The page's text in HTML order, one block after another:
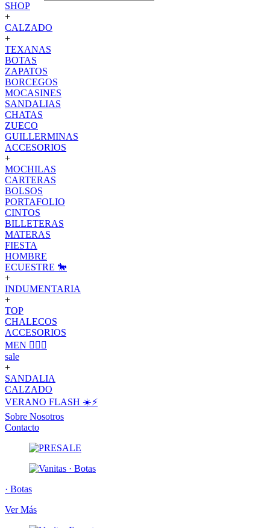
SHOP
+
CALZADO
+
TEXANAS
BOTAS
ZAPATOS
BORCEGOS
MOCASINES
SANDALIAS
CHATAS
ZUECO
GUILLERMINAS
ACCESORIOS
+
MOCHILAS
CARTERAS
BOLSOS
PORTAFOLIO
CINTOS
BILLETERAS
MATERAS
FIESTA
HOMBRE
ECUESTRE 🐎
+
INDUMENTARIA
+
TOP
CHALECOS
ACCESORIOS
MEN 🙋🏽‍♂️
sale
+
SANDALIA
CALZADO
VERANO FLASH ☀️⚡️
Sobre Nosotros
Contacto
· Botas
Ver Más